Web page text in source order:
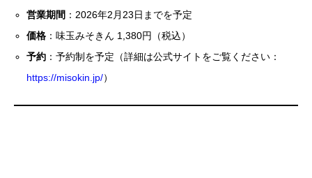
営業期間 ：2026年2月23日までを予定
価格 ：味玉みそきん 1,380円（税込）
予約 ：予約制を予定（詳細は公式サイトをご覧ください：
https://misokin.jp/）